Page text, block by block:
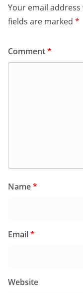
Your email
fields are marked *
Comment*
Name*
Email*
Website